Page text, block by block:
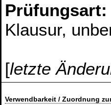
Prüfungsart:
Klausur,
[letzte
Verwendbarkeit / Zuordnung